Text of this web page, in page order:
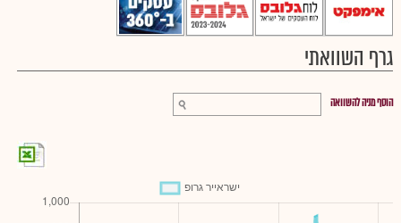
גרף השוואתי
הוסף מניה להשוואה